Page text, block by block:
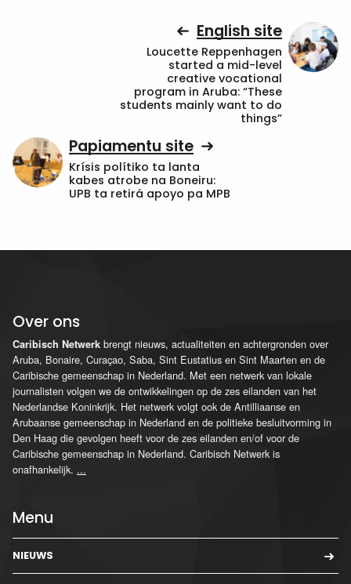
English site
Loucette Reppenhagen
started a mid-level
creative vocational
program in Aruba: “These
students mainly want to do
things”
Papiamentu site
Krísis polítiko ta lanta
kabes atrobe na Boneiru:
UPB ta retirá apoyo pa MPB
Over ons
Caribisch Netwerk brengt nieuws, actualiteiten en achtergronden over
Aruba, Bonaire, Curaçao, Saba, Sint Eustatius en Sint Maarten en de
Caribische gemeenschap in Nederland. Met een netwerk van lokale
journalisten volgen we de ontwikkelingen op de zes eilanden van het
Nederlandse Koninkrijk. Het netwerk volgt ook de Antilliaanse en
Arubaanse gemeenschap in Nederland en de politieke besluitvorming in
Den Haag die gevolgen heeft voor de zes eilanden en/of voor de
Caribische gemeenschap in Nederland. Caribisch Netwerk is
onafhankelijk. ...
Menu
NIEUWS